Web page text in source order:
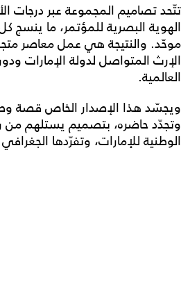
تتّحد تصاميم المجموعة عبر درجات
الهوية البصرية للمؤتمر، ما
موحّد. والنتيجة هي عمل معاصر
الإرث المتواصل لدولة الإمارات
العالمية.
ويجسّد هذا الإصدار الخاص قصة
وتجدّد حاضره، بتصميم يستلهم من
الوطنية للإمارات، وتفرّدها